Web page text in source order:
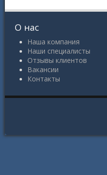
О нас
Наша компания
Наши специалисты
Отзывы клиентов
Вакансии
Контакты